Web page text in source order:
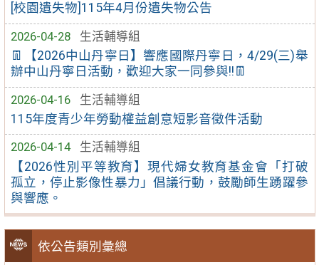
[校園遺失物]115年4月份遺失物公告
2026-04-28
生活輔導組
👖【2026中山丹寧日】響應國際丹寧日，4/29(三)舉
辦中山丹寧日活動，歡迎大家一同參與!!👖
2026-04-16
生活輔導組
115年度青少年勞動權益創意短影音徵件活動
2026-04-14
生活輔導組
【2026性別平等教育】現代婦女教育基金會「打破
孤立，停止影像性暴力」倡議行動，鼓勵師生踴躍參
與響應。
依公告類別彙總